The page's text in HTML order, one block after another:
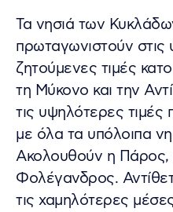
Τα νησιά των
πρωταγωνιστούν
ζητούμενες τιμές
τη Μύκονο και την
τις υψηλότερες
με όλα τα υπόλοιπα
Ακολουθούν η Πάρος,
Φολέγανδρος.
τις χαμηλότερες